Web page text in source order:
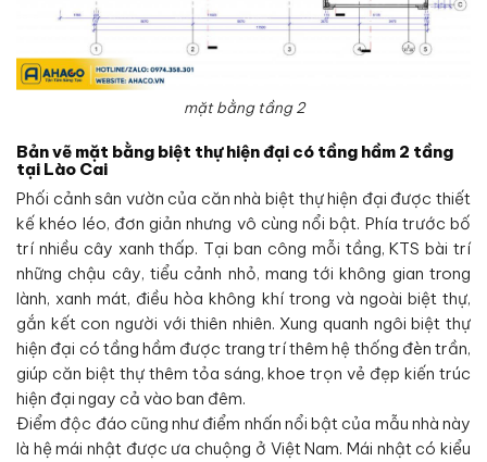
mặt bằng tầng 2
Bản vẽ mặt bằng biệt thự hiện đại có tầng hầm 2 tầng
tại Lào Cai
Phối cảnh sân vườn của căn nhà biệt thự hiện đại được thiết
kế khéo léo, đơn giản nhưng vô cùng nổi bật. Phía trước bố
trí nhiều cây xanh thấp. Tại ban công mỗi tầng, KTS bài trí
những chậu cây, tiểu cảnh nhỏ, mang tới không gian trong
lành, xanh mát, điều hòa không khí trong và ngoài biệt thự,
gắn kết con người với thiên nhiên. Xung quanh ngôi biệt thự
hiện đại có tầng hầm được trang trí thêm hệ thống đèn trần,
giúp căn biệt thự thêm tỏa sáng, khoe trọn vẻ đẹp kiến trúc
hiện đại ngay cả vào ban đêm.
Điểm độc đáo cũng như điểm nhấn nổi bật của mẫu nhà này
là hệ mái nhật được ưa chuộng ở Việt Nam. Mái nhật có kiểu